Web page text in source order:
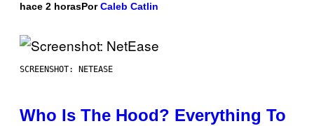
hace 2 horasPorCaleb Catlin
SCREENSHOT: NETEASE
Who Is The Hood? Everything To